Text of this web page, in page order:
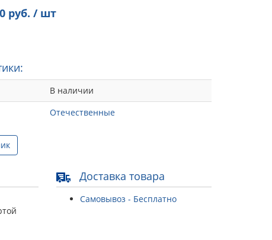
руб. / шт
В наличии
Отечественные
Доставка товара
Самовывоз - Бесплатно